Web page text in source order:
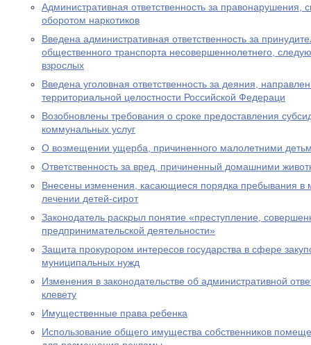
Административная ответственность за правонарушения,
оборотом наркотиков
Введена административная ответственность за
общественного транспорта несовершеннолетнего,
взрослых
Введена уголовная ответственность за деяния,
территориальной целостности Российской Федераци
Возобновлены требования о сроке предоставления
коммунальных услуг
О возмещении ущерба, причиненного малолетними
Ответственность за вред, причиненный домашними
Внесены изменения, касающиеся порядка пребывания в
лечении детей-сирот
Законодатель раскрыл понятие «преступление,
предпринимательской деятельности»
Защита прокурором интересов государства в сфере
муниципальных нужд
Изменения в законодательстве об административной
клевету
Имущественные права ребенка
Использование общего имущества собственников